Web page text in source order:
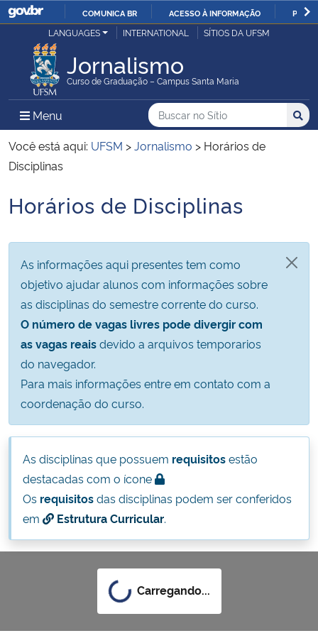
IR
O
COMUNICA BR ACESSO À INFORMAÇÃO
Ministério da Justiça e Segurança Pública
Ministério da Defesa
Ministério das Relações Exteriores
Ministério da Infraestrutura
Ministério da Educação
Ministério da Cidadania
Ministério da Saúde
Ministério de Minas e Energia
Ministério do Meio Ambiente
Ministério do Turismo
Ministério do Desenvolvimento Regional
Controladoria-Geral da União
Ministério da Mulher, da Família e dos Direitos Humanos
LANGUAGES INTERNATIONAL SÍTIOS DA UFSM
Jornalismo
Curso de Graduação – Campus Santa Maria
Menu Menu Principal do Sítio
Busca
Buscar no no Sítio
Busca:
Você está aqui: UFSM >Jornalismo > Horários de
Disciplinas
Início do conteúdo
Horários de Disciplinas
As informações aqui presentes tem como
objetivo ajudar alunos com informações sobre
as disciplinas do semestre corrente do curso.
O número de vagas livres pode divergir com
as vagas reaisdevido a arquivos temporarios
do navegador.
Para mais informações entre em contato com a
coordenação do curso.
As disciplinas que possuem requisitosestão
destacadas com o ícone
Os requisitosdas disciplinas podem ser conferidos
em
Estrutura Curricular.
Carregando...